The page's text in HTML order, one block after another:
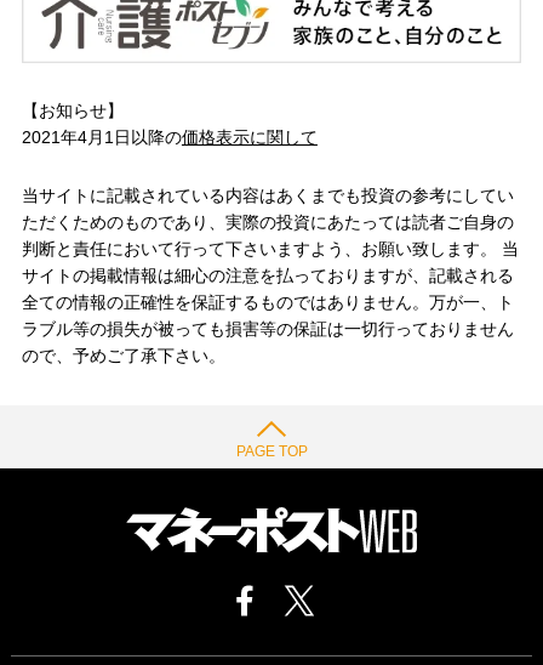
【お知らせ】
2021年4月1日以降の価格表示に関して
当サイトに記載されている内容はあくまでも投資の参考にしてい
ただくためのものであり、実際の投資にあたっては読者ご自身の
判断と責任において行って下さいますよう、お願い致します。 当
サイトの掲載情報は細心の注意を払っておりますが、記載される
全ての情報の正確性を保証するものではありません。万が一、ト
ラブル等の損失が被っても損害等の保証は一切行っておりません
ので、予めご了承下さい。
PAGE TOP